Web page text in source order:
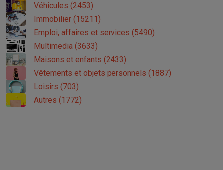
Véhicules (2453)
Immobilier (15211)
Emploi, affaires et services (5490)
Multimedia (3633)
Maisons et enfants (2433)
Vêtements et objets personnels (1887)
Loisirs (703)
Autres (1772)